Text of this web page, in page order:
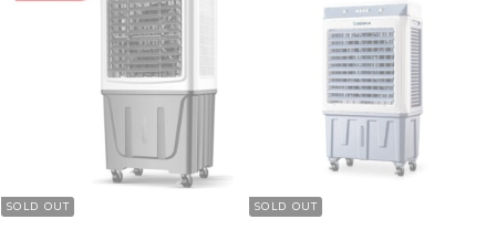
SOLD OUT SOLD OUT